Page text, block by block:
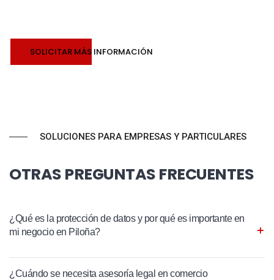
SOLICITAR MÁS INFORMACIÓN
SOLUCIONES PARA EMPRESAS Y PARTICULARES
OTRAS PREGUNTAS FRECUENTES
¿Qué es la protección de datos y por qué es importante en
mi negocio en Piloña?
¿Cuándo se necesita asesoría legal en comercio